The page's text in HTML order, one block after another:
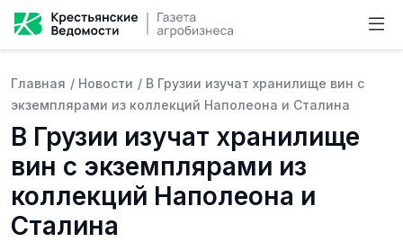
Главная / Новости / В Грузии изучат хранилище вин с
экземплярами из коллекций Наполеона и Сталина
В Грузии изучат хранилище
вин с экземплярами из
коллекций Наполеона и
Сталина